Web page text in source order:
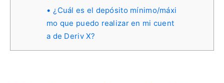
¿Cuál es el depósito mínimo/máxi
mo que puedo realizar en mi cuent
a de Deriv X?